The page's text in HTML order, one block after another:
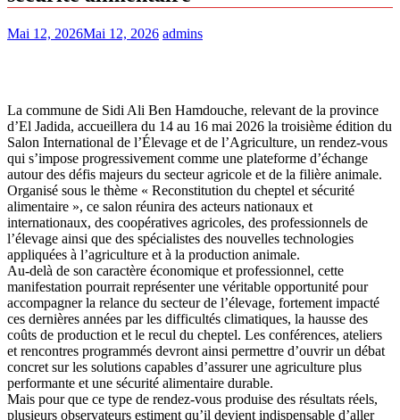
Mai 12, 2026Mai 12, 2026 admins
La commune de Sidi Ali Ben Hamdouche, relevant de la province
d’El Jadida, accueillera du 14 au 16 mai 2026 la troisième édition du
Salon International de l’Élevage et de l’Agriculture, un rendez-vous
qui s’impose progressivement comme une plateforme d’échange
autour des défis majeurs du secteur agricole et de la filière animale.
Organisé sous le thème « Reconstitution du cheptel et sécurité
alimentaire », ce salon réunira des acteurs nationaux et
internationaux, des coopératives agricoles, des professionnels de
l’élevage ainsi que des spécialistes des nouvelles technologies
appliquées à l’agriculture et à la production animale.
Au-delà de son caractère économique et professionnel, cette
manifestation pourrait représenter une véritable opportunité pour
accompagner la relance du secteur de l’élevage, fortement impacté
ces dernières années par les difficultés climatiques, la hausse des
coûts de production et le recul du cheptel. Les conférences, ateliers
et rencontres programmés devront ainsi permettre d’ouvrir un débat
concret sur les solutions capables d’assurer une agriculture plus
performante et une sécurité alimentaire durable.
Mais pour que ce type de rendez-vous produise des résultats réels,
plusieurs observateurs estiment qu’il devient indispensable d’aller